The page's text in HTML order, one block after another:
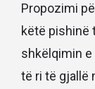
Propozimi
këtë pishinë
shkëlqimin
të ri të gjallë